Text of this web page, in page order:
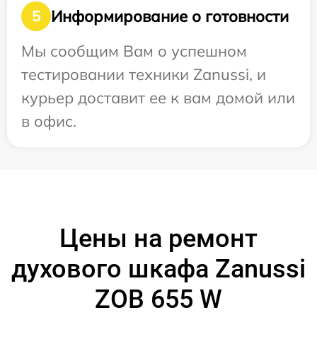
5
Информирование о готовности
Мы сообщим Вам о успешном
тестировании техники Zanussi, и
курьер доставит ее к вам домой или
в офис.
Цены на ремонт
духового шкафа Zanussi
ZOB 655 W